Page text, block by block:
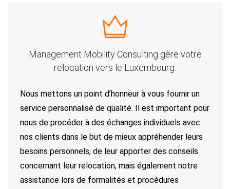
Management Mobility Consulting gère votre
relocation vers le Luxembourg.
Nous mettons un point d’honneur à vous fournir un
service personnalisé de qualité. Il est important pour
nous de procéder à des échanges individuels avec
nos clients dans le but de mieux appréhender leurs
besoins personnels, de leur apporter des conseils
concernant leur relocation, mais également notre
assistance lors de formalités et procédures